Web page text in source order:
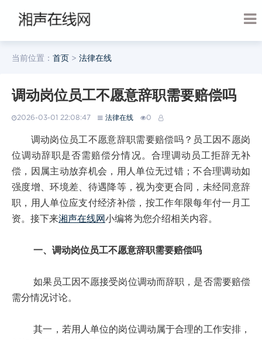
当前位置： 首页 > 法律在线
调动岗位员工不愿意辞职需要赔偿吗
2026-03-01 22:08:47 法律在线 0
调动岗位员工不愿意辞职需要赔偿吗？员工因不愿岗
位调动辞职是否需赔偿分情况。合理调动员工拒辞无补
偿，因属主动放弃机会，用人单位无过错；不合理调动如
强度增、环境差、待遇降等，视为变更合同，未经同意辞
职，用人单位应支付经济补偿，按工作年限每年付一月工
资。接下来湘声在线网小编将为您介绍相关内容。
一、调动岗位员工不愿意辞职需要赔偿吗
如果员工因不愿接受岗位调动而辞职，是否需要赔偿
需分情况讨论。
其一，若用人单位的岗位调动属于合理的工作安排，